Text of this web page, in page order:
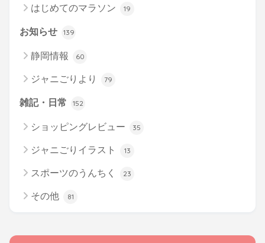
はじめてのマラソン 19
お知らせ 139
静岡情報 60
ジャニごりより 79
雑記・日常 152
ショッピングレビュー 35
ジャニごりイラスト 13
スポーツのうんちく 23
その他 81